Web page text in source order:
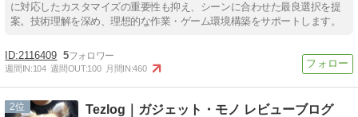
に対応したカスタマイズの重要性も抑え、シーンに合わせた最良選択を提
案。技術理解を深め、理想的な作業・ゲーム環境構築をサポートします。
2116409 5
週間IN:104 週間OUT:100 月間IN:460
2 Tezlog｜ガジェット・モノ レビューブログ